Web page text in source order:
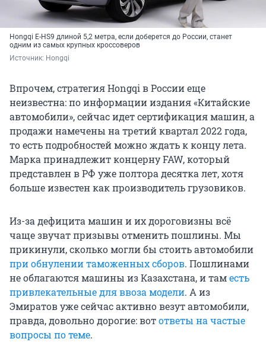
Hongqi E-HS9 длиной 5,2 метра, если доберется до России, станет
одним из самых крупных кроссоверов
Источник: Hongqi
Впрочем, стратегия Hongqi в России еще
неизвестна: по информации издания «Китайские
автомобили», сейчас идет сертификация машин, а
продажи намечены на третий квартал 2022 года,
то есть подробностей можно ждать к концу лета.
Марка принадлежит концерну FAW, который
представлен в РФ уже полтора десятка лет, хотя
больше известен как производитель грузовиков.
Из-за дефицита машин и их дороговизны всё
чаще звучат призывы отменить пошлины. Мы
прикинули, сколько могли бы стоить автомобили
при обнулении таможенных сборов. Пошлинами
не облагаются машины из Казахстана, и таместь
привлекательные для ввоза модели. А из
Эмиратов уже сейчас активно везут автомобили,
правда, довольно дорогие: вотответы на частые
вопросы по теме.